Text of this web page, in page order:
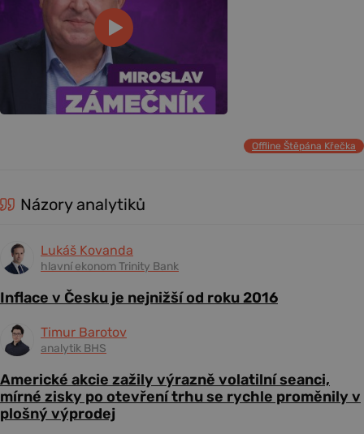
Offline Štěpána Křečka
Názory analytiků
Lukáš Kovanda
hlavní ekonom Trinity Bank
Inflace v Česku je nejnižší od roku 2016
Timur Barotov
analytik BHS
Americké akcie zažily výrazně volatilní seanci,
mírné zisky po otevření trhu se rychle proměnily v
plošný výprodej